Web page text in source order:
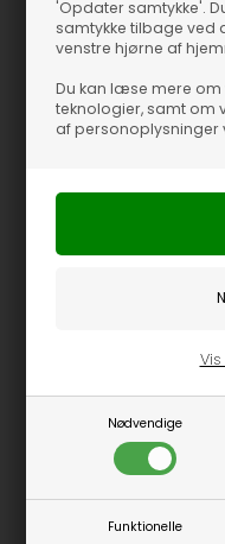
'Opdater samtykke'.
samtykke tilbage ved
venstre hjørne af
Du kan læse mere
teknologier, samt om
af
Nødvendige
Funktionelle
Kurv - Nature